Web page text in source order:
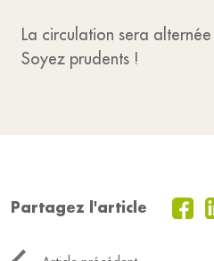
La circulation sera
Soyez prudents !
Partagez l'article